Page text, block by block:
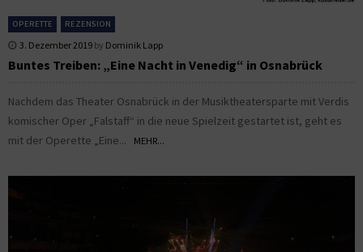
OPERETTE REZENSION
3. Dezember 2019 by Dominik Lapp
Buntes Treiben: „Eine Nacht in Venedig“ in Osnabrück
Nachdem das Theater Osnabrück in der Musiktheatersparte mit Verdis
komischer Oper „Falstaff“ in die neue Spielzeit gestartet ist, geht es
mit der Operette „Eine...
MEHR...